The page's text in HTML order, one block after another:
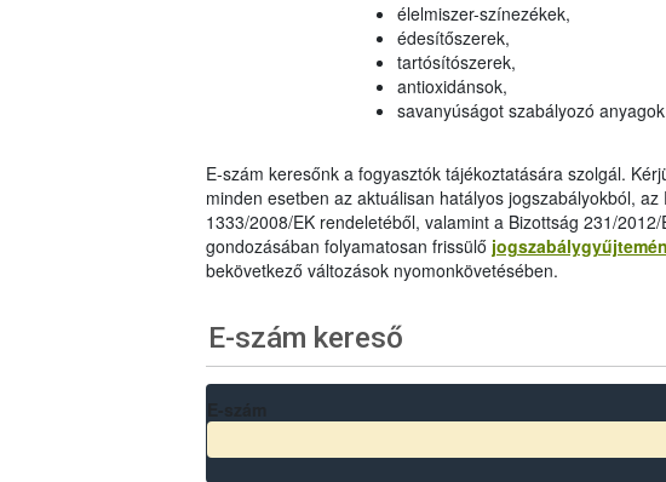
élelmiszer-színezékek,
édesítőszerek,
tartósítószerek,
antioxidánsok,
savanyúságot szabályozó
E-szám keresőnk a fogyasztók tájékoztatására szolgál.
minden esetben az aktuálisan hatályos jogszabályokból,
1333/2008/EK rendeletéből, valamint a Bizottság 231/
gondozásában folyamatosan frissülő
bekövetkező változások nyomonkövetésében.
E-szám kereső